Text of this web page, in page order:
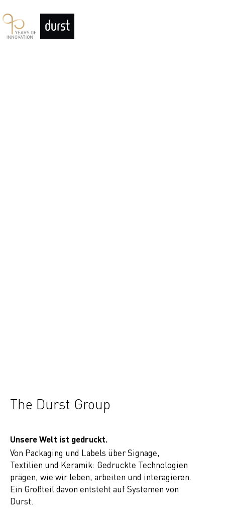
The Durst Group
Unsere Welt ist gedruckt.
Von Packaging und Labels über Signage,
Textilien und Keramik: Gedruckte Technologien
prägen, wie wir leben, arbeiten und interagieren.
Ein Großteil davon entsteht auf Systemen von
Durst.